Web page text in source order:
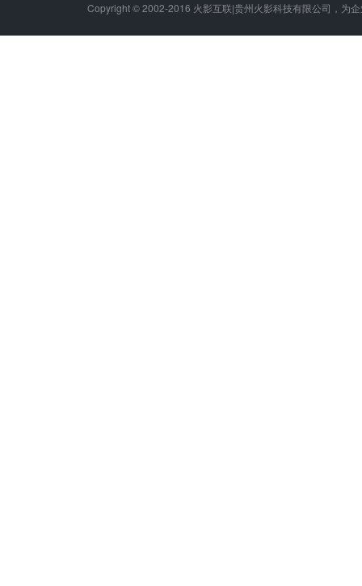
Copyright © 2002-2016 火影互联|贵州火影科技有限公司，为